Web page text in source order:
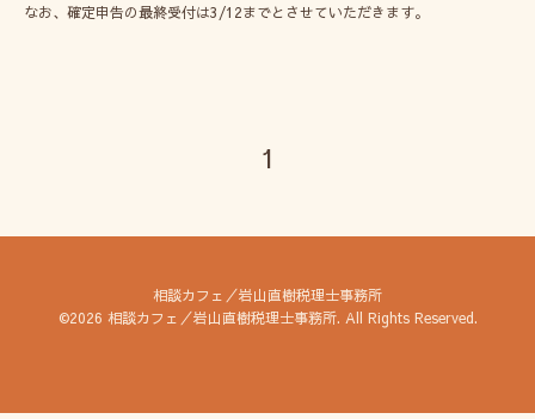
なお、確定申告の最終受付は3/12までとさせていただきます。
1
相談カフェ／岩山直樹税理士事務所
©2026 相談カフェ／岩山直樹税理士事務所. All Rights Reserved.